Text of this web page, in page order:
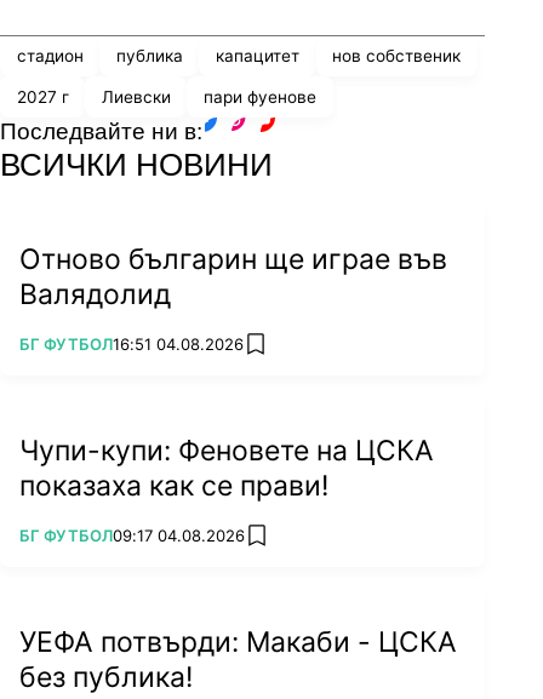
стадион публика капацитет нов собственик
2027 г Лиевски пари фуенове
Последвайте ни в:
ВСИЧКИ НОВИНИ
Отново българин ще играе във
Валядолид
ПОВЕЧЕ ОТ
БГ ФУТБОЛ16:51 04.08.2026 add favorites
Чупи-купи: Феновете на ЦСКА
показаха как се прави!
ПОВЕЧЕ ОТ
БГ ФУТБОЛ09:17 04.08.2026 add favorites
УЕФА потвърди: Макаби - ЦСКА
без публика!